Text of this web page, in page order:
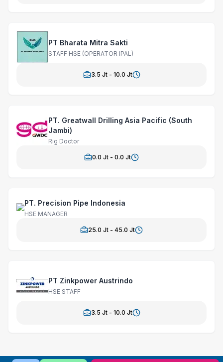
PT Bharata Mitra Sakti
STAFF HSE (OPERATOR IPAL)
3.5 Jt - 10.0 Jt
PT. Greatwall Drilling Asia Pacific (South
Jambi)
Rig Doctor
0.0 Jt - 0.0 Jt
PT. Precision Pipe Indonesia
HSE MANAGER
25.0 Jt - 45.0 Jt
PT Zinkpower Austrindo
HSE STAFF
3.5 Jt - 10.0 Jt